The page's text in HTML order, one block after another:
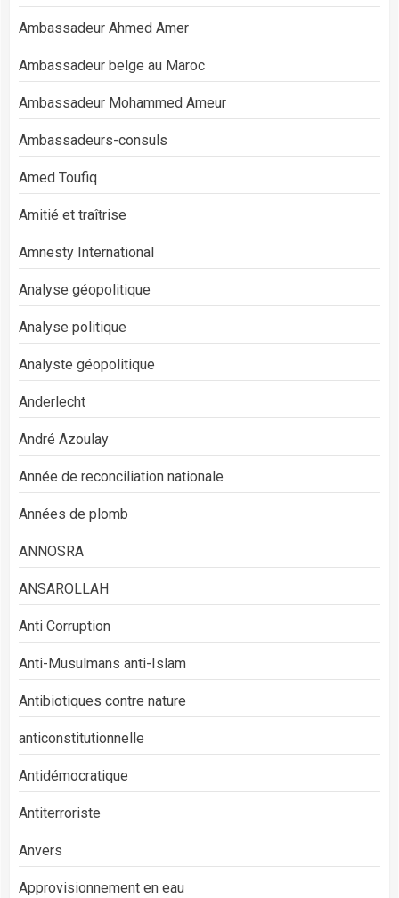
Ambassadeur Ahmed Amer
Ambassadeur belge au Maroc
Ambassadeur Mohammed Ameur
Ambassadeurs-consuls
Amed Toufiq
Amitié et traîtrise
Amnesty International
Analyse géopolitique
Analyse politique
Analyste géopolitique
Anderlecht
André Azoulay
Année de reconciliation nationale
Années de plomb
ANNOSRA
ANSAROLLAH
Anti Corruption
Anti-Musulmans anti-Islam
Antibiotiques contre nature
anticonstitutionnelle
Antidémocratique
Antiterroriste
Anvers
Approvisionnement en eau